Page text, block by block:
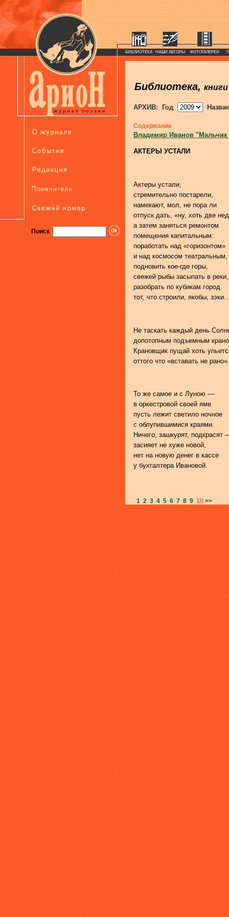
Поиск
БИБЛИОТЕКА НАШИ АВТОРЫ ФОТОГАЛЕРЕЯ
Библиотека, книги
АРХИВ: Год
Содержание
Владимир Иванов
АКТЕРЫ УСТАЛИ
Актеры устали,
стремительно постарели,
намекают, мол, не пора ли
отпуск дать, «ну, хоть две
а затем заняться ремонтом
помещения капитальным:
поработать над «горизонтом»
и над космосом театральным,
подновить кое-где горы,
свежей рыбы засыпать в реки,
разобрать по кубикам город
тот, что строили, якобы,
Не таскать каждый день
допотопным подъемным
Крановщик пущай хоть
оттого что «вставать не рано».
То же самое и с Луною —
в оркестровой своей яме
пусть лежит светило ночное
с облупившимися краями.
Ничего, зашкурят, подкрасят
засияет не хуже новой,
нет на новую денег в кассе
у бухгалтера Ивановой.
1 2 3 4 5 6 7 8 9 10 >>